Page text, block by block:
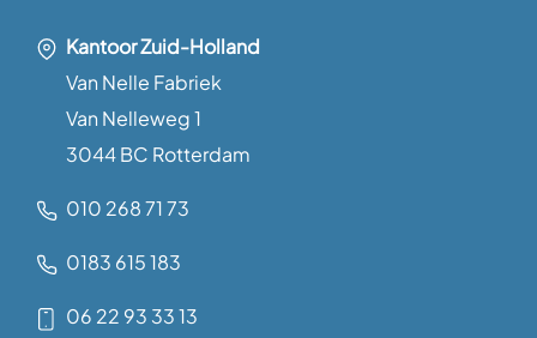
Kantoor Zuid-Holland
Van Nelle Fabriek
Van Nelleweg 1
3044 BC Rotterdam
010 268 71 73
0183 615 183
06 22 93 33 13